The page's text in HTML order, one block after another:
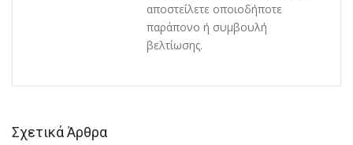
αποστείλετε οποιοδήποτε
παράπονο ή συμβουλή
βελτίωσης.
Σχετικά Άρθρα